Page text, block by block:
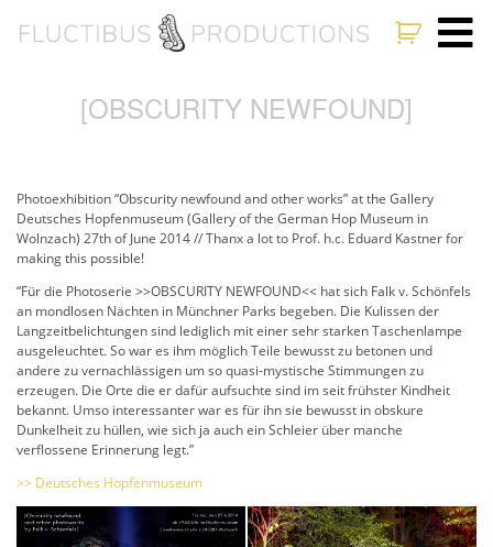
[OBSCURITY NEWFOUND]
Photoexhibition “Obscurity newfound and other works” at the Gallery
Deutsches Hopfenmuseum (Gallery of the German Hop Museum in
Wolnzach) 27th of June 2014 // Thanx a lot to Prof. h.c. Eduard Kastner for
making this possible!
“Für die Photoserie >>OBSCURITY NEWFOUND<< hat sich Falk v. Schönfels
an mondlosen Nächten in Münchner Parks begeben. Die Kulissen der
Langzeitbelichtungen sind lediglich mit einer sehr starken Taschenlampe
ausgeleuchtet. So war es ihm möglich Teile bewusst zu betonen und
andere zu vernachlässigen um so quasi-mystische Stimmungen zu
erzeugen. Die Orte die er dafür aufsuchte sind im seit frühster Kindheit
bekannt. Umso interessanter war es für ihn sie bewusst in obskure
Dunkelheit zu hüllen, wie sich ja auch ein Schleier über manche
verflossene Erinnerung legt.”
>> Deutsches Hopfenmuseum